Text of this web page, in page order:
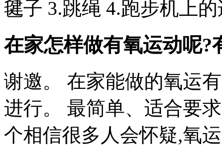
毽子 3.跳绳 4.跑步机上
在家怎样做有氧运动呢?
谢邀。 在家能做的氧运
进行。 最简单、适合要
个相信很多人会怀疑,氧